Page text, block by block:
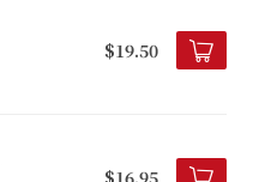
$19.50
$16.95